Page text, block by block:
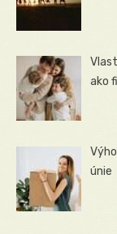
ako
únie